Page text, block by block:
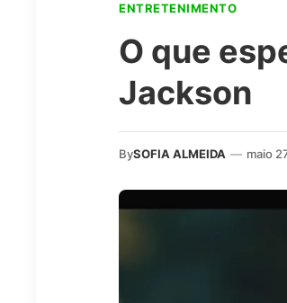
ENTRETENIMENTO
O que
Jackson
BySOFIA ALMEIDA — maio